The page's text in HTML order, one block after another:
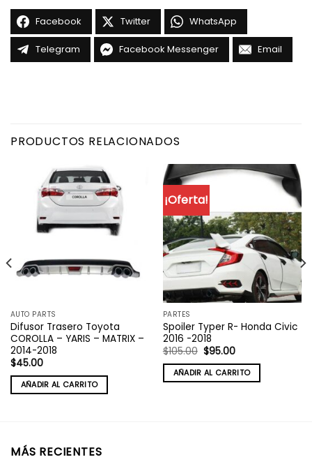
Facebook Twitter WhatsApp
Telegram Facebook Messenger Email
PRODUCTOS RELACIONADOS
AUTO PARTS
Difusor Trasero Toyota
COROLLA – YARIS – MATRIX –
2014-2018
$45.00
AÑADIR AL CARRITO
¡Oferta!
PARTES
Spoiler Typer R- Honda Civic
2016 -2018
$105.00 El
precio
original
era:
$105.00.
$95.00El
actual
es:
$95.00.
AÑADIR AL CARRITO
MÁS RECIENTES